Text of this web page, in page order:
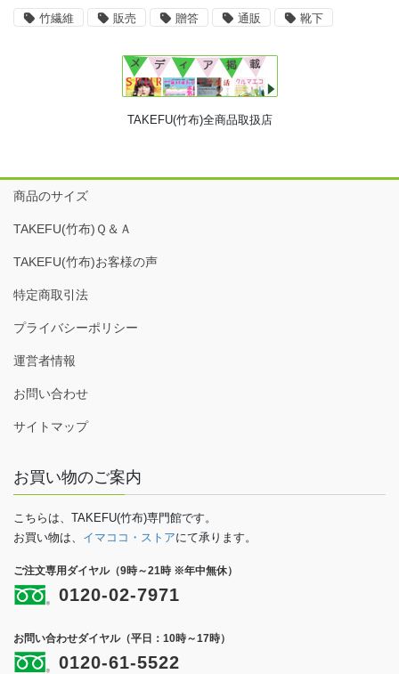
竹繊維 販売 贈答 通販 靴下
TAKEFU(竹布)全商品取扱店
商品のサイズ
TAKEFU(竹布)Ｑ＆Ａ
TAKEFU(竹布)お客様の声
特定商取引法
プライバシーポリシー
運営者情報
お問い合わせ
サイトマップ
お買い物のご案内
こちらは、TAKEFU(竹布)専門館です。
お買い物は、 イマココ・ストアにて承ります。
ご注文専用ダイヤル（9時～21時 ※年中無休）
0120-02-7971
お問い合わせダイヤル（平日：10時～17時）
0120-61-5522